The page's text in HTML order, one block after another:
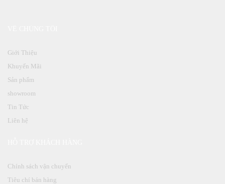
Giới Thiệu
Khuyến Mãi
Sản phẩm
showroom
Tin Tức
Liên hệ
Chính sách vận chuyển
Tiêu chí bán hàng